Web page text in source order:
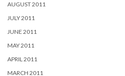
AUGUST 2011
JULY 2011
JUNE 2011
MAY 2011
APRIL 2011
MARCH 2011